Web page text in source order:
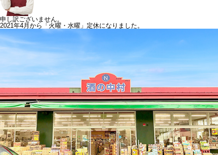
申し訳ございません。
2021年4月から「火曜・水曜」定休になりました。